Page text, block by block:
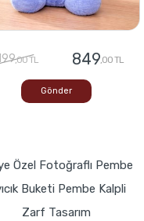
,00 TL 849,00 TL
Gönder
Özel Fotoğraflı Pembe
Buketi Pembe Kalpli
Zarf Tasarım